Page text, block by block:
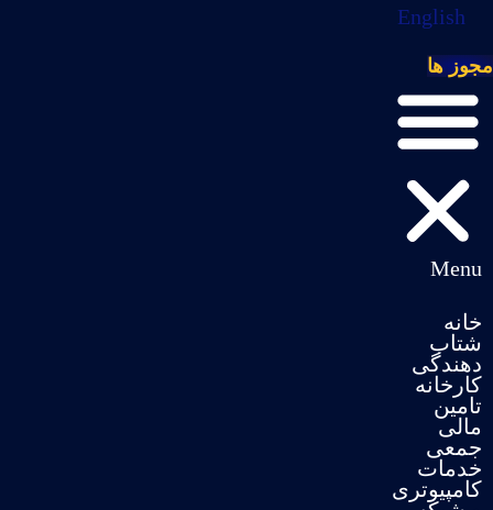
English
مجوز ها
Menu
خانه
شتاب
دهندگی
کارخانه
تامین
مالی
جمعی
خدمات
کامپیوتری